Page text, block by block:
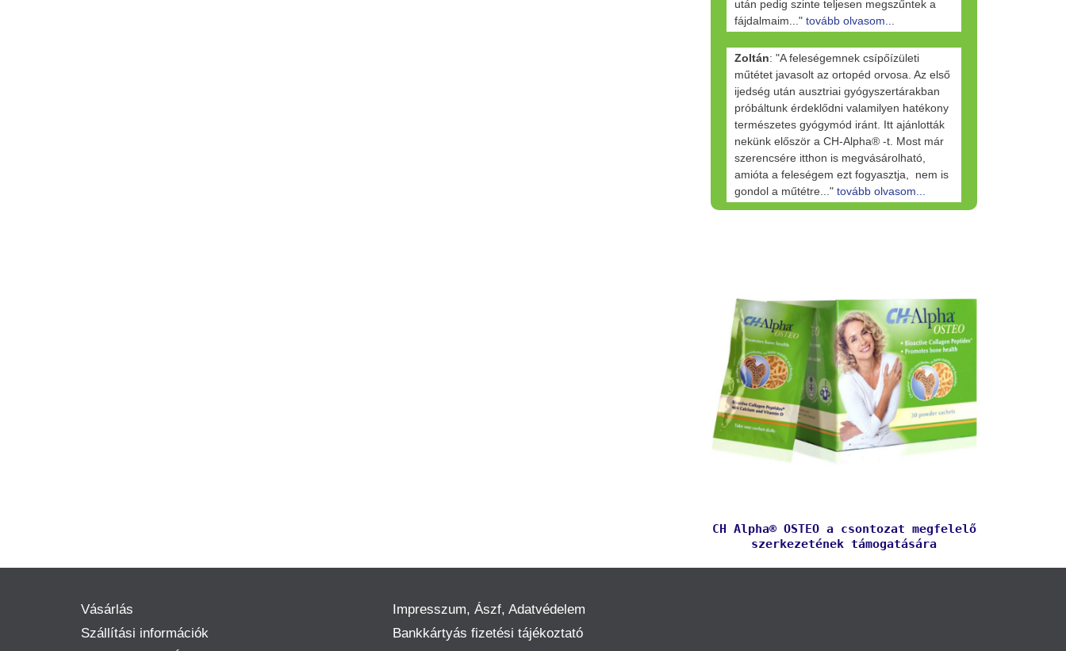
után pedig szinte teljesen megszűntek a
fájdalmaim..." tovább olvasom...
Zoltán: "A feleségemnek csípőízületi
műtétet javasolt az ortopéd orvosa. Az első
ijedség után ausztriai gyógyszertárakban
próbáltunk érdeklődni valamilyen hatékony
természetes gyógymód iránt. Itt ajánlották
nekünk először a CH-Alpha® -t. Most már
szerencsére itthon is megvásárolható,
amióta a feleségem ezt fogyasztja, nem is
gondol a műtétre..." tovább olvasom...
CH Alpha® OSTEO a csontozat megfelelő
szerkezetének támogatására
Vásárlás
Szállítási információk
Impresszum, Ászf, Adatvédelem
Bankkártyás fizetési tájékoztató